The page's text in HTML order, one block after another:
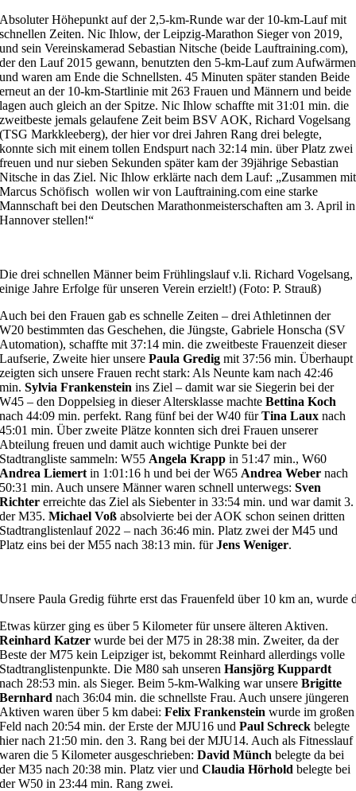
Absoluter Höhepunkt auf der 2,5-km-Runde war der 10-km-Lauf mit
schnellen Zeiten. Nic Ihlow, der Leipzig-Marathon Sieger von 2019,
und sein Vereinskamerad Sebastian Nitsche (beide Lauftraining.com),
der den Lauf 2015 gewann, benutzten den 5-km-Lauf zum Aufwärmen
und waren am Ende die Schnellsten. 45 Minuten später standen Beide
erneut an der 10-km-Startlinie mit 263 Frauen und Männern und beide
lagen auch gleich an der Spitze. Nic Ihlow schaffte mit 31:01 min. die
zweitbeste jemals gelaufene Zeit beim BSV AOK, Richard Vogelsang
(TSG Markkleeberg), der hier vor drei Jahren Rang drei belegte,
konnte sich mit einem tollen Endspurt nach 32:14 min. über Platz zwei
freuen und nur sieben Sekunden später kam der 39jährige Sebastian
Nitsche in das Ziel. Nic Ihlow erklärte nach dem Lauf: „Zusammen mit
Marcus Schöfisch wollen wir von Lauftraining.com eine starke
Mannschaft bei den Deutschen Marathonmeisterschaften am 3. April in
Hannover stellen!“
Die drei schnellen Männer beim Frühlingslauf v.li. Richard
einige Jahre Erfolge für unseren Verein erzielt!) (Foto: P. Strauß)
Auch bei den Frauen gab es schnelle Zeiten – drei Athletinnen der
W20 bestimmten das Geschehen, die Jüngste, Gabriele Honscha (SV
Automation), schaffte mit 37:14 min. die zweitbeste Frauenzeit dieser
Laufserie, Zweite hier unserePaula Gredig mit 37:56 min. Überhaupt
zeigten sich unsere Frauen recht stark: Als Neunte kam nach 42:46
min.Sylvia Frankenstein ins Ziel – damit war sie Siegerin bei der
W45 – den Doppelsieg in dieser Altersklasse machteBettina Koch
nach 44:09 min. perfekt. Rang fünf bei der W40 fürTina Laux nach
45:01 min. Über zweite Plätze konnten sich drei Frauen unserer
Abteilung freuen und damit auch wichtige Punkte bei der
Stadtrangliste sammeln: W55 Angela Krapp in 51:47 min., W60
Andrea Liemert in 1:01:16 h und bei der W65 Andrea Weber nach
50:31 min. Auch unsere Männer waren schnell unterwegs:Sven
Richter erreichte das Ziel als Siebenter in 33:54 min. und war damit 3.
der M35.Michael Voß absolvierte bei der AOK schon seinen dritten
Stadtranglistenlauf 2022 – nach 36:46 min. Platz zwei der M45 und
Platz eins bei der M55 nach 38:13 min. fürJens Weniger.
Unsere Paula Gredig führte erst das Frauenfeld über 10 km an,
Etwas kürzer ging es über 5 Kilometer für unsere älteren Aktiven.
Reinhard Katzer wurde bei der M75 in 28:38 min. Zweiter, da der
Beste der M75 kein Leipziger ist, bekommt Reinhard allerdings volle
Stadtranglistenpunkte. Die M80 sah unserenHansjörg Kuppardt
nach 28:53 min. als Sieger. Beim 5-km-Walking war unsereBrigitte
Bernhard nach 36:04 min. die schnellste Frau. Auch unsere jüngeren
Aktiven waren über 5 km dabei:Felix Frankenstein wurde im großen
Feld nach 20:54 min. der Erste der MJU16 undPaul Schreck belegte
hier nach 21:50 min. den 3. Rang bei der MJU14. Auch als Fitnesslauf
waren die 5 Kilometer ausgeschrieben:David Münch belegte da bei
der M35 nach 20:38 min. Platz vier undClaudia Hörhold belegte bei
der W50 in 23:44 min. Rang zwei.